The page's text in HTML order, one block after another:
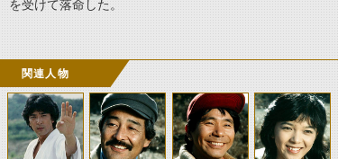
を受けて落命した。
関連人物